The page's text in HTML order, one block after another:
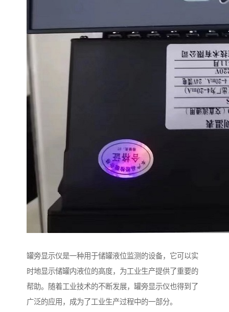
罐旁显示仪是一种用于储罐液位监测的设备，它可以实
时地显示储罐内液位的高度，为工业生产提供了重要的
帮助。随着工业技术的不断发展，罐旁显示仪也得到了
广泛的应用，成为了工业生产过程中的一部分。